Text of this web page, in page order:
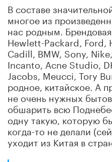
В составе
многое из
нас родным.
Hewlett-Packard, Ford,
Cadill, BMW, Sony,
Incanto, Acne Studio,
Jacobs, Meucci, Tory
родное, китайское. А
не очень нужных
обшарить всю
одну такую, которую
когда-то не делали
уходит из Китая в